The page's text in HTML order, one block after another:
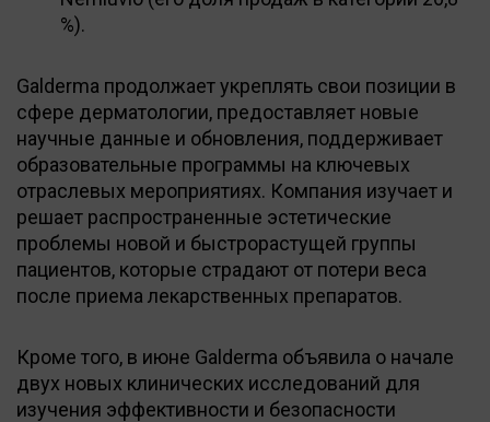
%).
Galderma продолжает укреплять свои позиции в
сфере дерматологии, предоставляет новые
научные данные и обновления, поддерживает
образовательные программы на ключевых
отраслевых мероприятиях. Компания изучает и
решает распространенные эстетические
проблемы новой и быстрорастущей группы
пациентов, которые страдают от потери веса
после приема лекарственных препаратов.
Кроме того, в июне Galderma объявила о начале
двух новых клинических исследований для
изучения эффективности и безопасности